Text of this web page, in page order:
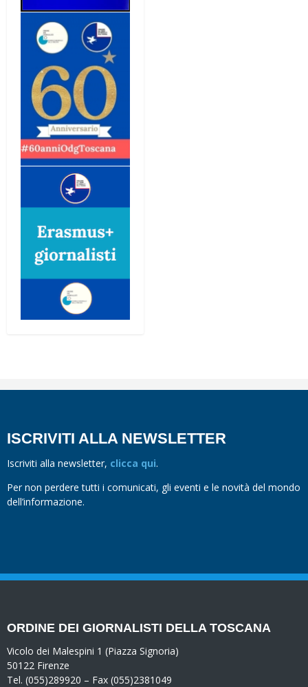
ISCRIVITI ALLA NEWSLETTER
Iscriviti alla newsletter, clicca qui.
Per non perdere tutti i comunicati, gli eventi e le novità del mondo
dell’informazione.
ORDINE DEI GIORNALISTI DELLA TOSCANA
Vicolo dei Malespini 1 (Piazza Signoria)
50122 Firenze
Tel. (055)289920 – Fax (055)2381049